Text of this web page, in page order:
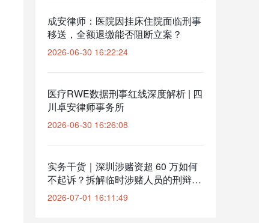
成安律师：医院因挂床住院面临刑事
移送，全额退缴能否阻断立案？
2026-06-30 16:22:24
医疗RWE数据刑事红线深度解析 | 四
川卓安律师事务所
2026-06-30 16:26:08
实务干货｜深圳涉赌资超 60 万如何
不起诉？拆解临时涉赌人员的刑辩突
破口
2026-07-01 16:11:49